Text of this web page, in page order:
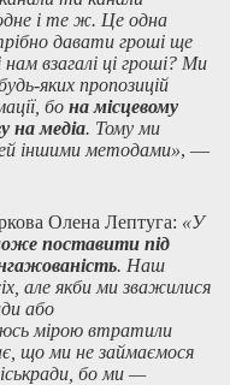
і те ж. Це одна
давати гроші ще
взагалі ці гроші? Ми
яких пропозицій
бо на місцевому
на медіа. Тому ми
іншими методами», —
Олена Лептуга: «У
поставити під
. Наш
але якби ми зважилися
або
мірою втратили
що ми не займаємося
бо ми —